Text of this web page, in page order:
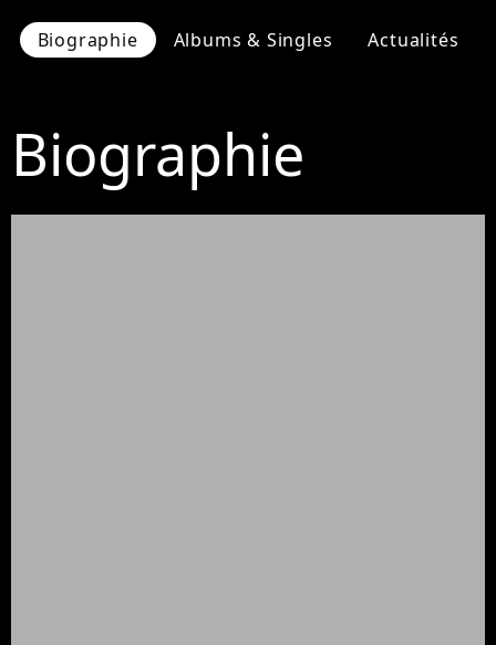
Biographie Albums & Singles Actualités
Biographie